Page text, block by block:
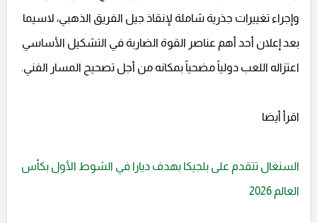
وإجراء تغييرات جذرية شاملة لإنقاذ جيل الفريق الذهبي، لاسيما
بعد إعلان أحد أهم عناصر القوة الضاربة في التشكيل الأساسي
اعتزاله اللعب دولياً مضحياً بمكانه من أجل تصحيح المسار الفني.
اقرأ أيضا
السنغال تتقدم على بلجيكا بهدف ديارا في الشوط الأول بكأس
العالم 2026